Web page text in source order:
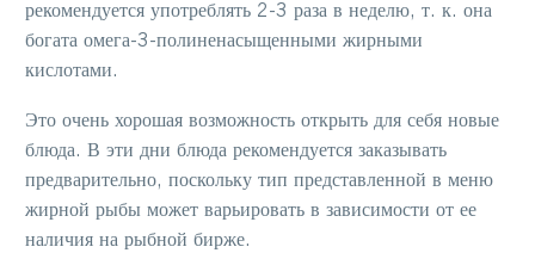
рекомендуется употреблять 2-3 раза в неделю, т. к. она
богата омега-3-полиненасыщенными жирными
кислотами.
Это очень хорошая возможность открыть для себя новые
блюда. В эти дни блюда рекомендуется заказывать
предварительно, поскольку тип представленной в меню
жирной рыбы может варьировать в зависимости от ее
наличия на рыбной бирже.